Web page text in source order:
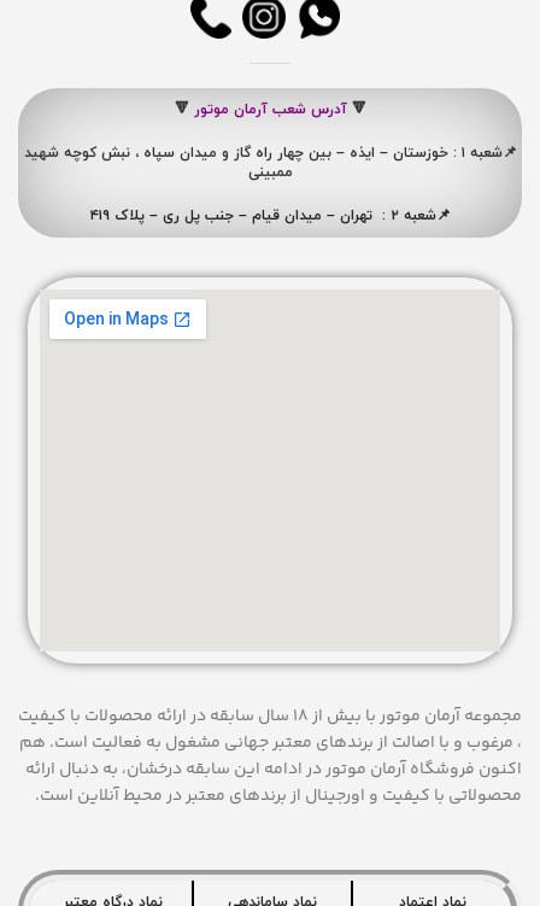
🔻 آدرس شعب آرمان موتور 🔻
📌شعبه ۱ : خوزستان – ایذه – بین چهار راه گاز و میدان سپاه ، نبش کوچه شهید
ممبینی
📌شعبه ۲ : تهران – میدان قیام – جنب پل ری – پلاک ۴۱۹
مجموعه آرمان موتور با بیش از 18 سال سابقه در ارائه محصولات با کيفيت
، مرغوب و با اصالت از برندهای معتبر جهانی مشغول به فعاليت است. هم
اکنون فروشگاه آرمان موتوردر ادامه اين سابقه درخشان، به دنبال ارائه
محصولاتی با کيفيت و اورجينال از برندهای معتبر در محيط آنلاين است.